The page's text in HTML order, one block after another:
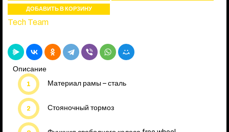
Tech Team
Описание
Материал рамы – сталь
Стояночный тормоз